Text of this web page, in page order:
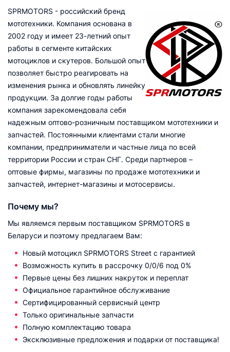
SPRMOTORS - российский бренд
мототехники. Компания основана в
2002 году и имеет 23-летний опыт
работы в сегменте китайских
мотоциклов и скутеров. Большой опыт
позволяет быстро реагировать на
изменения рынка и обновлять линейку
продукции. За долгие годы работы
компания зарекомендовала себя
надежным оптово-розничным поставщиком мототехники и
запчастей. Постоянными клиентами стали многие
компании, предприниматели и частные лица по всей
территории России и стран СНГ. Среди партнеров –
оптовые фирмы, магазины по продаже мототехники и
запчастей, интернет-магазины и мотосервисы.
Почему мы?
Мы являемся первым поставщиком SPRMOTORS в
Беларуси и поэтому предлагаем Вам:
Новый мотоцикл SPRMOTORS Street с гарантией
Возможность купить в рассрочку 0/0/6 под 0%
Первые цены без лишних накруток и переплат
Официальное гарантийное обслуживание
Сертифицированный сервисный центр
Только оригинальные запчасти
Полную комплектацию товара
Эксклюзивные предложения и подарки от поставщика!